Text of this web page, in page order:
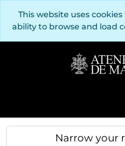
This website uses
ability to browse and load
Narrow your